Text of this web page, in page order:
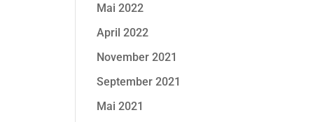
Mai 2022
April 2022
November 2021
September 2021
Mai 2021